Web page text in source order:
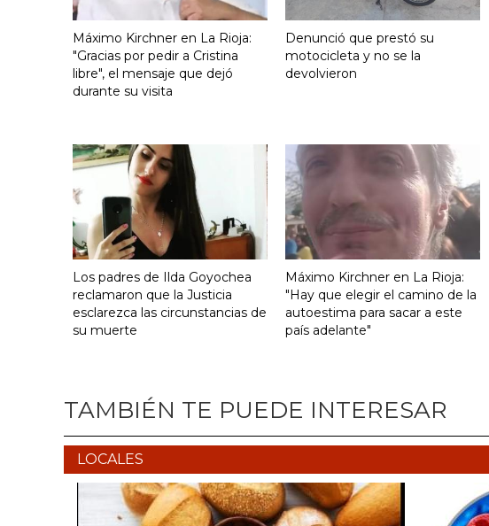
Máximo Kirchner en La Rioja:
"Gracias por pedir a Cristina
libre", el mensaje que dejó
durante su visita
Denunció que prestó su
motocicleta y no se la
devolvieron
Los padres de Ilda Goyochea
reclamaron que la Justicia
esclarezca las circunstancias de
su muerte
Máximo Kirchner en La Rioja:
"Hay que elegir el camino de la
autoestima para sacar a este
país adelante"
TAMBIÉN TE PUEDE INTERESAR
LOCALES